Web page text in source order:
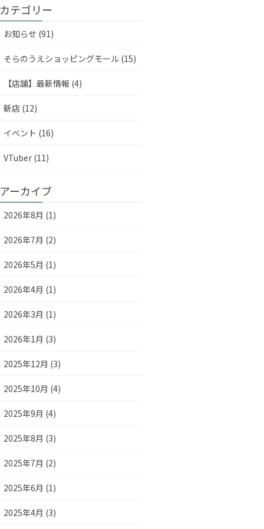
カテゴリー
お知らせ (91)
そらのうえショッピングモール (15)
【店舗】最新情報 (4)
新店 (12)
イベント (16)
VTuber (11)
アーカイブ
2026年8月 (1)
2026年7月 (2)
2026年5月 (1)
2026年4月 (1)
2026年3月 (1)
2026年1月 (3)
2025年12月 (3)
2025年10月 (4)
2025年9月 (4)
2025年8月 (3)
2025年7月 (2)
2025年6月 (1)
2025年4月 (3)